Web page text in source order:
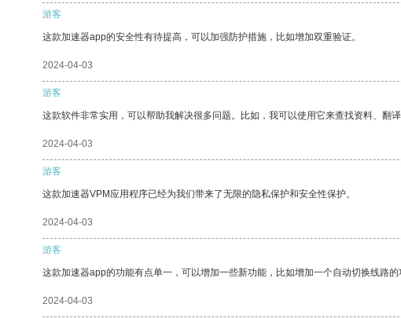
游客
这款加速器app的安全性有待提高，可以加强防护措施，比如增加双重验证。
2024-04-03
游客
这款软件非常实用，可以帮助我解决很多问题。比如，我可以使用它来查找资料、翻译
2024-04-03
游客
这款加速器VPM应用程序已经为我们带来了无限的隐私保护和安全性保护。
2024-04-03
游客
这款加速器app的功能有点单一，可以增加一些新功能，比如增加一个自动切换线路的
2024-04-03